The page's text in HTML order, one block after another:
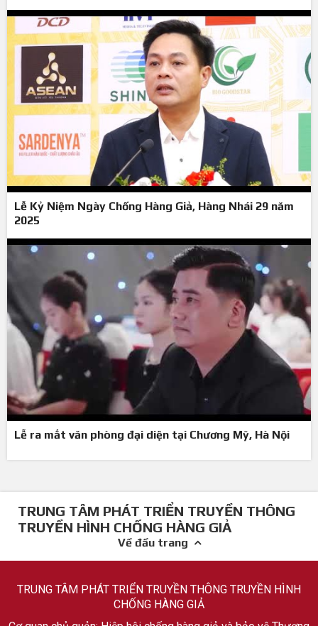
Lễ Kỷ Niệm Ngày Chống Hàng Giả, Hàng Nhái 29 năm
2025
Lễ ra mắt văn phòng đại diện tại Chương Mỹ, Hà Nội
TRUNG TÂM PHÁT TRIỂN TRUYỀN THÔNG
TRUYỀN HÌNH CHỐNG HÀNG GIẢ
Về đầu trang
TRUNG TÂM PHÁT TRIỂN TRUYỀN THÔNG TRUYỀN HÌNH
CHỐNG HÀNG GIẢ